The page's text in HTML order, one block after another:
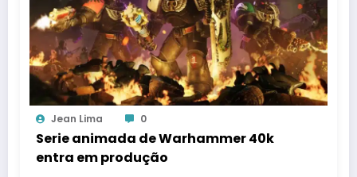
Jean Lima 0
Serie animada de Warhammer 40k
entra em produção